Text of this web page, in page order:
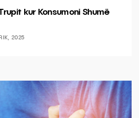
kur Konsumoni Shumë
2025